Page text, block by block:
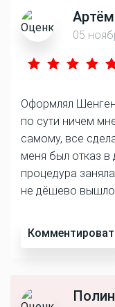
Артём
05
Оформлял
по сути ничем
самому, все
меня был отказ
процедура
не дёшево